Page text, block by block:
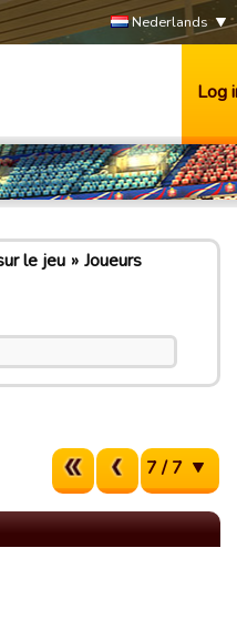
Nederlands
Log
le jeu
Joueurs
7 / 7